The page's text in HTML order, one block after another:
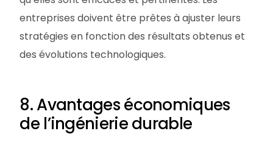
entreprises doivent être prêtes à ajuster leurs
stratégies en fonction des résultats obtenus et
des évolutions technologiques.
8. Avantages économiques
de l’ingénierie durable